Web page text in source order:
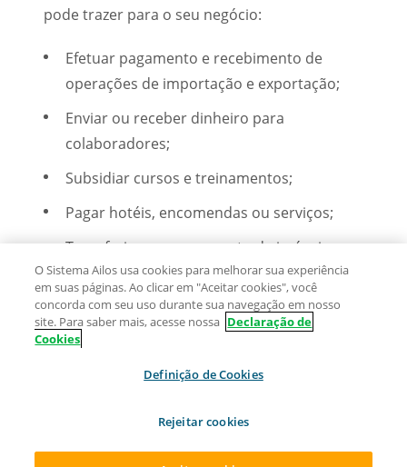
pode trazer para o seu negócio:
Efetuar pagamento e recebimento de
operações de importação e exportação;
Enviar ou receber dinheiro para
colaboradores;
Subsidiar cursos e treinamentos;
Pagar hotéis, encomendas ou serviços;
Transferir para pagamento de imóveis;
Efetuar o pagamento de impostos, taxas,
direitos autorais e registro de marcas e
patentes.
O Sistema Ailos usa cookies para melhorar sua experiência
em suas páginas. Ao clicar em "Aceitar cookies", você
concorda com seu uso durante sua navegação em nosso
site. Para saber mais, acesse nossa Declaração de
Cookies
Definição de Cookies
Rejeitar cookies